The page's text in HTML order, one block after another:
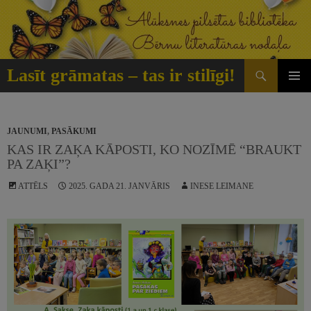
Doties
saturu
Lasīt grāmatas – tas ir stilīgi!
Meklēt
JAUNUMI, PASĀKUMI
KAS IR ZAĶA KĀPOSTI, KO NOZĪMĒ “BRAUKT
PA ZAĶI”?
ATTĒLS 2025. GADA 21. JANVĀRIS INESE LEIMANE